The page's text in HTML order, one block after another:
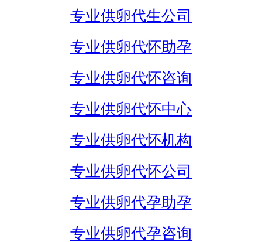
专业供卵代生公司
专业供卵代怀助孕
专业供卵代怀咨询
专业供卵代怀中心
专业供卵代怀机构
专业供卵代怀公司
专业供卵代孕助孕
专业供卵代孕咨询